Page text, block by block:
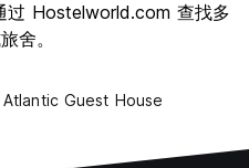
8.7
过 Hostelworld.com 查找多
舍。
Atlantic Guest House